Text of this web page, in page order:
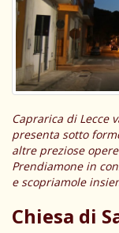
Caprarica di Lecce
presenta sotto
altre preziose
Prendiamone in
e scopriamole
Chiesa di